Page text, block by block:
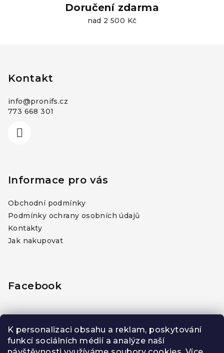
K personalizaci obsahu a reklam, poskytování
funkcí sociálních médií a analýze naší
Doručení zdarma
nad 2 500 Kč
Kontakt
info@pronifs.cz
773 668 301
Informace pro vás
Obchodní podmínky
Podmínky ochrany osobních údajů
Kontakty
Jak nakupovat
Facebook
PŘIJÍMÁME ONLINE PLATBY